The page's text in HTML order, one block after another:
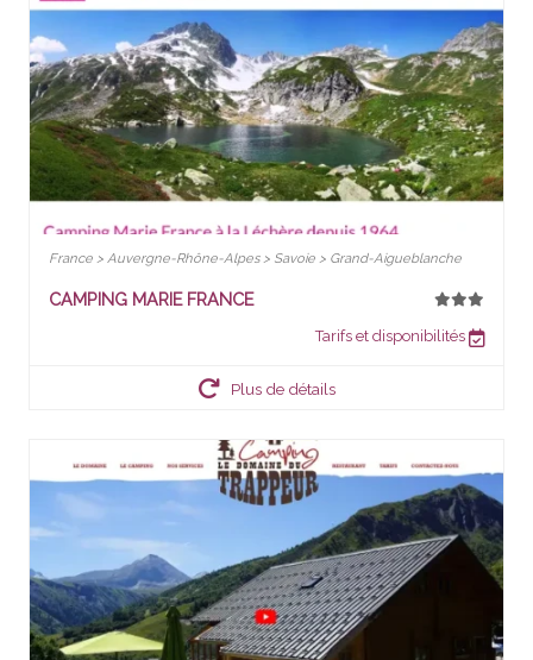
France > Auvergne-Rhône-Alpes > Savoie > Grand-Aigueblanche
CAMPING MARIE FRANCE
Tarifs et disponibilités
Plus de détails